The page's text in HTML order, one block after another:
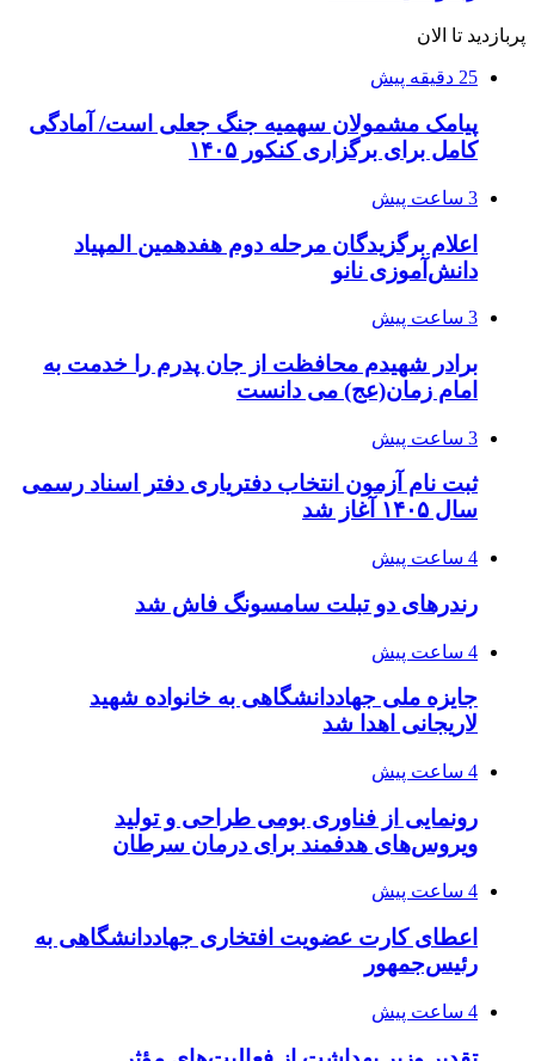
پربازدید تا الان
25 دقیقه پیش
پیامک مشمولان سهمیه جنگ جعلی است/ آمادگی
کامل برای برگزاری کنکور ۱۴۰۵
3 ساعت پیش
اعلام برگزیدگان مرحله دوم هفدهمین المپیاد
دانش‌آموزی نانو
3 ساعت پیش
برادر شهیدم محافظت از جان پدرم را خدمت به
امام زمان(عج) می دانست
3 ساعت پیش
ثبت نام آزمون انتخاب دفتریاری دفتر اسناد رسمی
سال ۱۴۰۵ آغاز شد
4 ساعت پیش
رندرهای دو تبلت سامسونگ فاش شد
4 ساعت پیش
جایزه ملی جهاددانشگاهی به خانواده شهید
لاریجانی اهدا شد
4 ساعت پیش
رونمایی از فناوری بومی طراحی و تولید
ویروس‌های هدفمند برای درمان سرطان
4 ساعت پیش
اعطای کارت عضویت افتخاری جهاددانشگاهی به
رئیس‌جمهور
4 ساعت پیش